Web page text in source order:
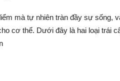
mà tự nhiên tràn đầy sự sống,
cơ thể. Dưới đây là hai loại trái